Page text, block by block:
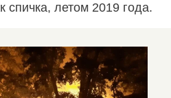
спичка, летом 2019 года.